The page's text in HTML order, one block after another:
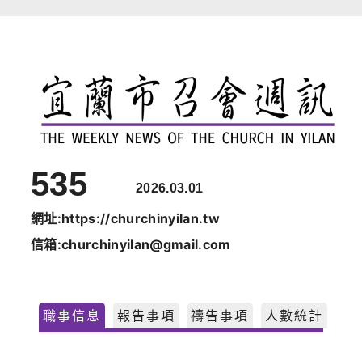
535 2026.03.01
網址:https://churchinyilan.tw
信箱:churchinyilan@gmail.com
職事信息 報告事項 禱告事項 人數統計